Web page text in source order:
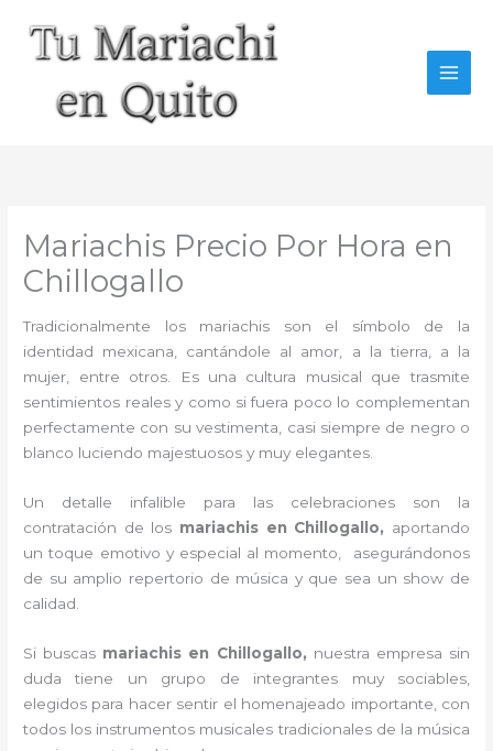
contenido
Mariachis Precio Por Hora en
Chillogallo
Tradicionalmente los mariachis son el símbolo de la
identidad mexicana, cantándole al amor, a la tierra, a la
mujer, entre otros. Es una cultura musical que trasmite
sentimientos reales y como si fuera poco lo complementan
perfectamente con su vestimenta, casi siempre de negro o
blanco luciendo majestuosos y muy elegantes.
Un detalle infalible para las celebraciones son la
contratación de los mariachis en Chillogallo, aportando
un toque emotivo y especial al momento, asegurándonos
de su amplio repertorio de música y que sea un show de
calidad.
Si buscas mariachis en Chillogallo, nuestra empresa sin
duda tiene un grupo de integrantes muy sociables,
elegidos para hacer sentir el homenajeado importante, con
todos los instrumentos musicales tradicionales de la música